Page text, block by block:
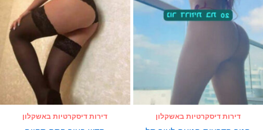
דירות דיסקרטיות באשקלון דירות דיסקרטיות באשקלון